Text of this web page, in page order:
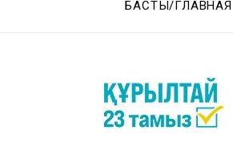
БАСТЫ/ГЛАВНАЯ